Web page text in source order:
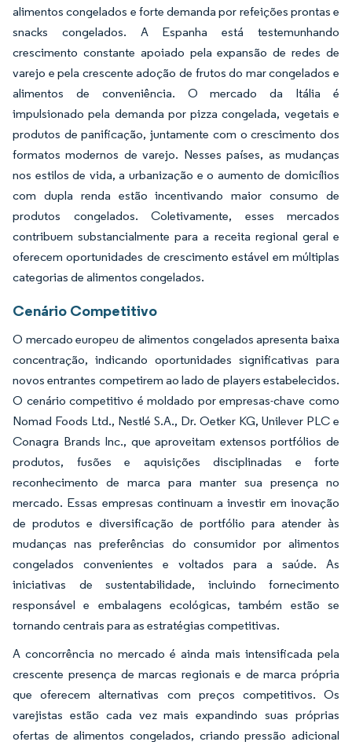
alimentos congelados e forte demanda por refeições prontas e
snacks congelados. A Espanha está testemunhando
crescimento constante apoiado pela expansão de redes de
varejo e pela crescente adoção de frutos do mar congelados e
alimentos de conveniência. O mercado da Itália é
impulsionado pela demanda por pizza congelada, vegetais e
produtos de panificação, juntamente com o crescimento dos
formatos modernos de varejo. Nesses países, as mudanças
nos estilos de vida, a urbanização e o aumento de domicílios
com dupla renda estão incentivando maior consumo de
produtos congelados. Coletivamente, esses mercados
contribuem substancialmente para a receita regional geral e
oferecem oportunidades de crescimento estável em múltiplas
categorias de alimentos congelados.
Cenário Competitivo
O mercado europeu de alimentos congelados apresenta baixa
concentração, indicando oportunidades significativas para
novos entrantes competirem ao lado de players estabelecidos.
O cenário competitivo é moldado por empresas-chave como
Nomad Foods Ltd., Nestlé S.A., Dr. Oetker KG, Unilever PLC e
Conagra Brands Inc., que aproveitam extensos portfólios de
produtos, fusões e aquisições disciplinadas e forte
reconhecimento de marca para manter sua presença no
mercado. Essas empresas continuam a investir em inovação
de produtos e diversificação de portfólio para atender às
mudanças nas preferências do consumidor por alimentos
congelados convenientes e voltados para a saúde. As
iniciativas de sustentabilidade, incluindo fornecimento
responsável e embalagens ecológicas, também estão se
tornando centrais para as estratégias competitivas.
A concorrência no mercado é ainda mais intensificada pela
crescente presença de marcas regionais e de marca própria
que oferecem alternativas com preços competitivos. Os
varejistas estão cada vez mais expandindo suas próprias
ofertas de alimentos congelados, criando pressão adicional